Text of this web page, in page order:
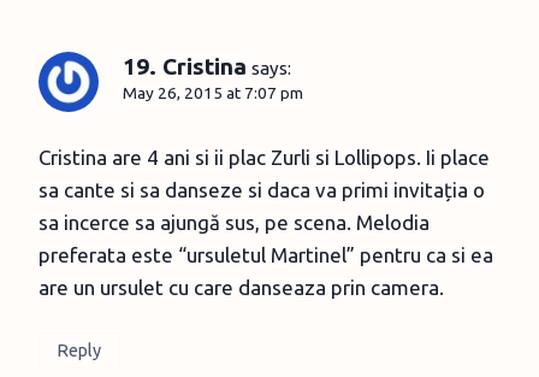
19. Cristina says:
May 26, 2015 at 7:07 pm
Cristina are 4 ani si ii plac Zurli si Lollipops. Ii place
sa cante si sa danseze si daca va primi invitația o
sa incerce sa ajungă sus, pe scena. Melodia
preferata este “ursuletul Martinel” pentru ca si ea
are un ursulet cu care danseaza prin camera.
Reply